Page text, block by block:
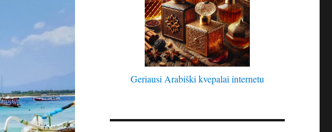
Geriausi Arabiški kvepalai internetu